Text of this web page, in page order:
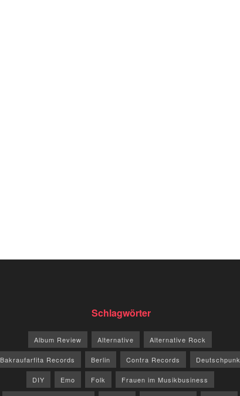
Schlagwörter
Album Review Alternative Alternative Rock
Bakraufarfita Records Berlin Contra Records Deutschpunk
DIY Emo Folk Frauen im Musikbusiness